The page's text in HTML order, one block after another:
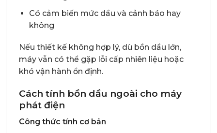
Có cảm biến mức dầu và cảnh báo hay
không
Nếu thiết kế không hợp lý, dù bồn dầu lớn,
máy vẫn có thể gặp lỗi cấp nhiên liệu hoặc
khó vận hành ổn định.
Cách tính bồn dầu ngoài cho máy
phát điện
Công thức tính cơ bản